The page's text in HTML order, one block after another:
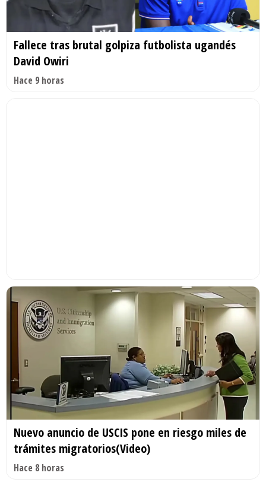
Fallece tras brutal golpiza futbolista ugandés
David Owiri
Hace 9 horas
Nuevo anuncio de USCIS pone en riesgo miles de
trámites migratorios(Video)
Hace 8 horas